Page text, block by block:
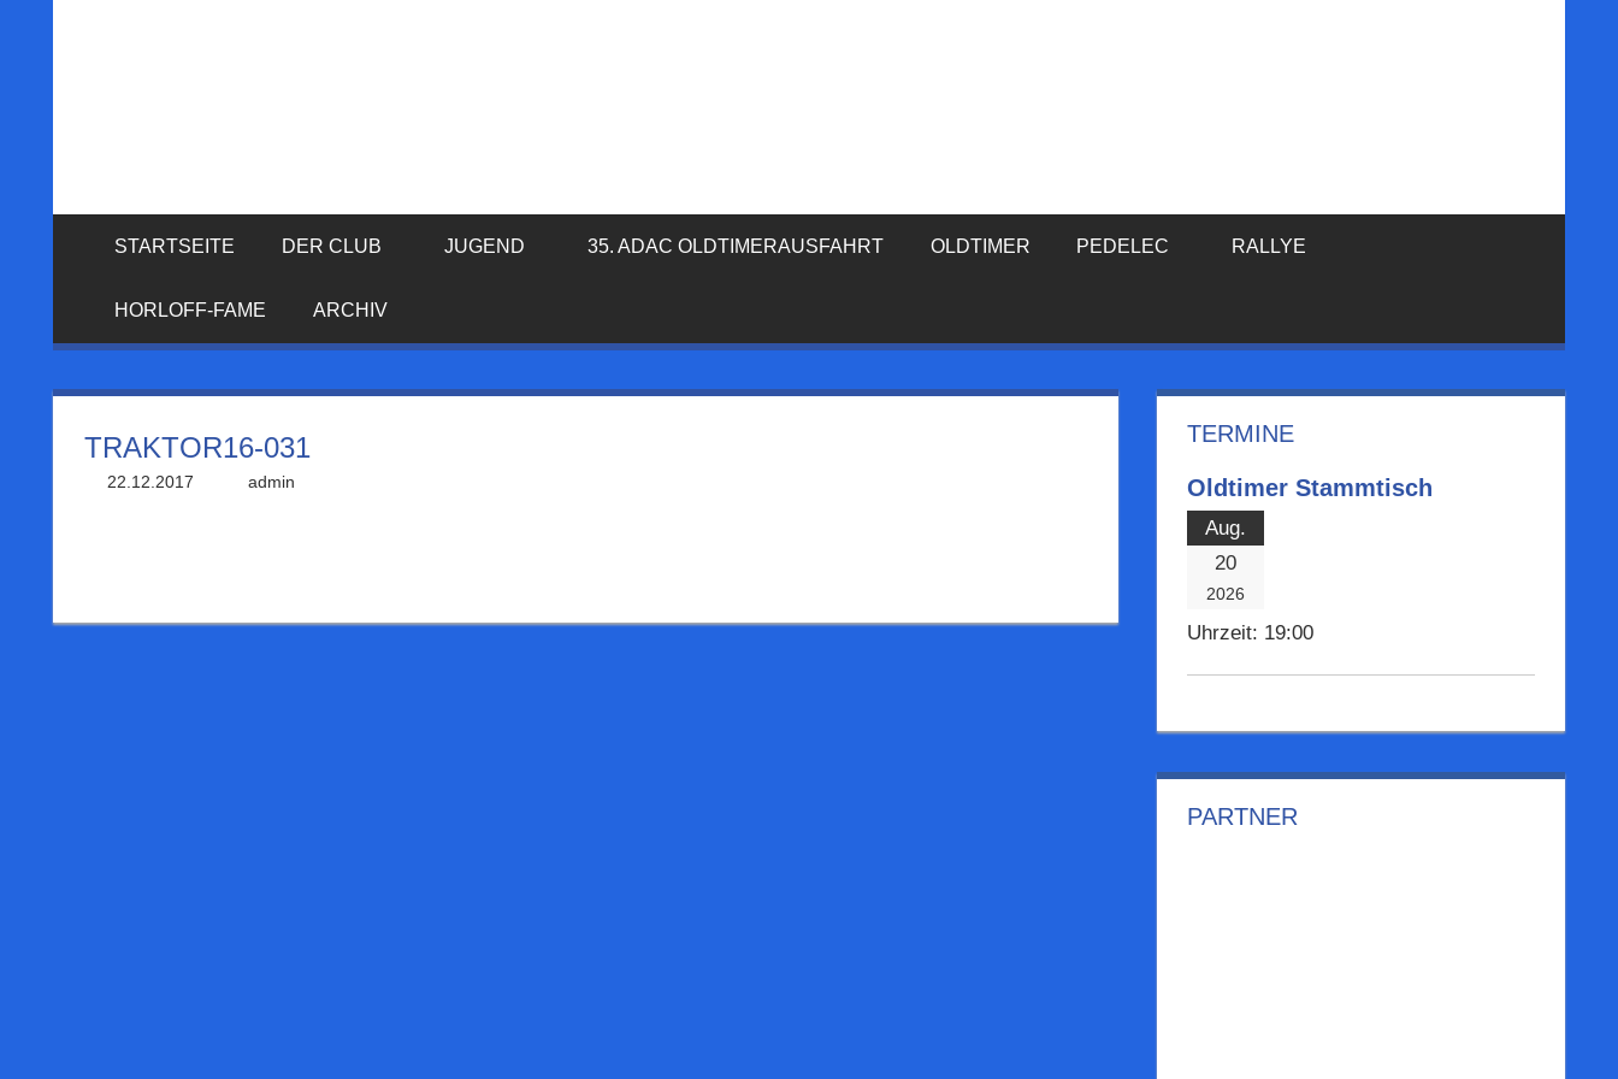
STARTSEITE DER CLUB JUGEND 35. ADAC OLDTIMERAUSFAHRT OLDTIMER PEDELEC RALLYE
HORLOFF-FAME ARCHIV
TRAKTOR16-031
22.12.2017 admin
TERMINE
Oldtimer Stammtisch
Aug.
20
2026
Uhrzeit: 19:00
PARTNER